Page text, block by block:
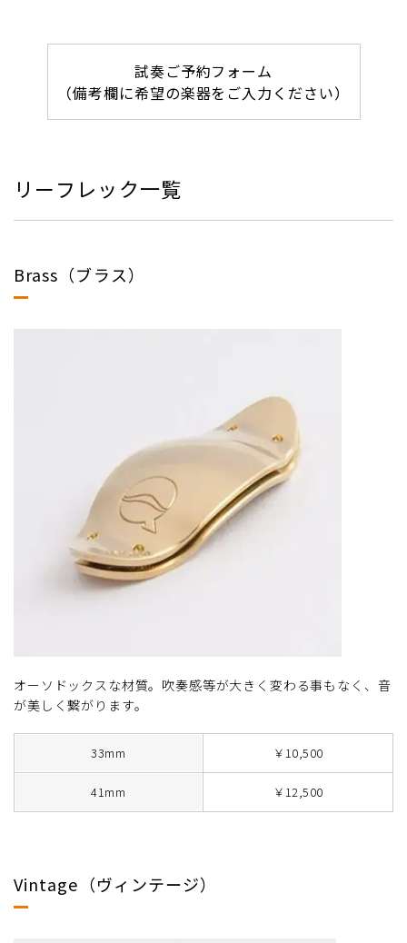
試奏ご予約フォーム
（備考欄に希望の楽器をご入力ください）
リーフレック一覧
Brass（ブラス）
オーソドックスな材質。吹奏感等が大きく変わる事もなく、音
が美しく繋がります。
33mm ￥10,500
41mm ￥12,500
Vintage（ヴィンテージ）